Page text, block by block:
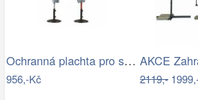
Ochranná plachta pro slunečníky - GD
956,-Kč 2119,-